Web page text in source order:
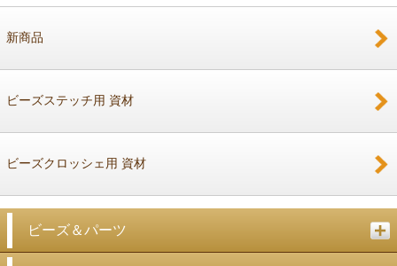
新商品
ビーズステッチ用 資材
ビーズクロッシェ用 資材
ビーズ＆パーツ